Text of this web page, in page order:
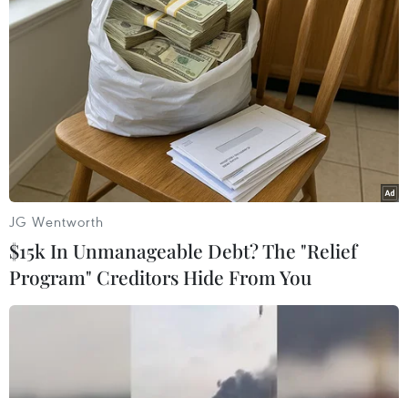
TIN LIÊN QUAN
JG Wentworth
$15k In Unmanageable Debt? The "Relief
Program" Creditors Hide From You